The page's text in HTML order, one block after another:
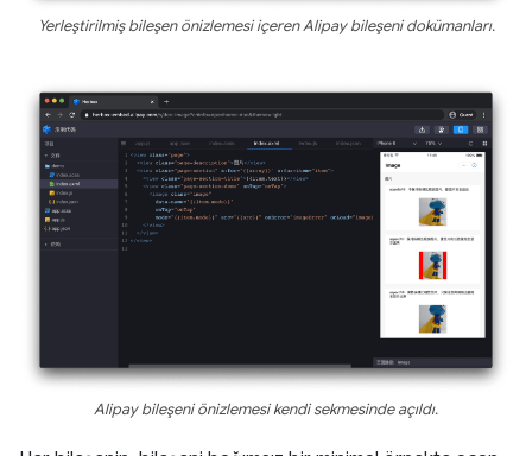
Yerleştirilmiş bileşen önizlemesi içeren Alipay bileşeni dokümanları.
Alipay bileşeni önizlemesi kendi sekmesinde açıldı.